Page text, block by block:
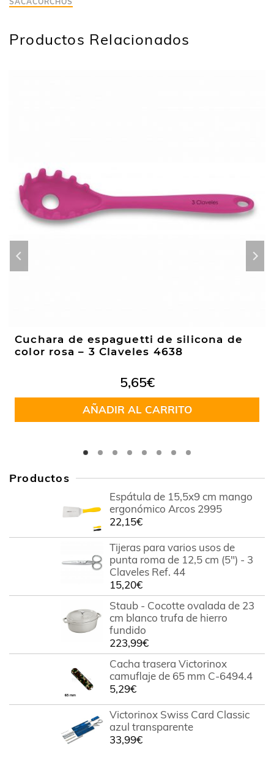
Productos Relacionados
Cuchara de espaguetti de silicona de
color rosa – 3 Claveles 4638
5,65€
AÑADIR AL CARRITO
Productos
Espátula de 15,5x9 cm mango
ergonómico Arcos 2995
22,15€
Tijeras para varios usos de
punta roma de 12,5 cm (5") - 3
Claveles Ref. 44
15,20€
Staub - Cocotte ovalada de 23
cm blanco trufa de hierro
fundido
223,99€
Cacha trasera Victorinox
camuflaje de 65 mm C-6494.4
5,29€
Victorinox Swiss Card Classic
azul transparente
33,99€